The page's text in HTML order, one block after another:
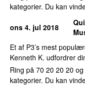
kategorier. Du kan
ons 4. jul 2018
Et af P3’s mest
Kenneth K. udfordrer
Ring på 70 20 20 20
kategorier. Du kan